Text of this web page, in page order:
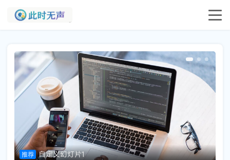
推荐 自定义幻灯片1